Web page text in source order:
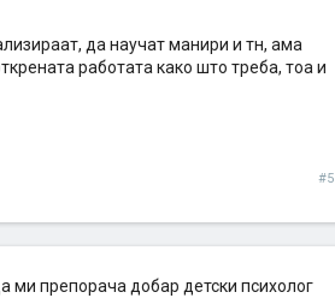
да научат манири и тн, ама
работата како што треба, тоа и
#5
ми препорача добар детски психолог